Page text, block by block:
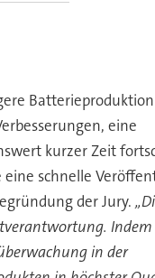
eine
kurzer Zeit
schnelle
der Jury.
in der